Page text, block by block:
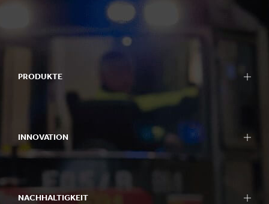
PRODUKTE
INNOVATION
NACHHALTIGKEIT